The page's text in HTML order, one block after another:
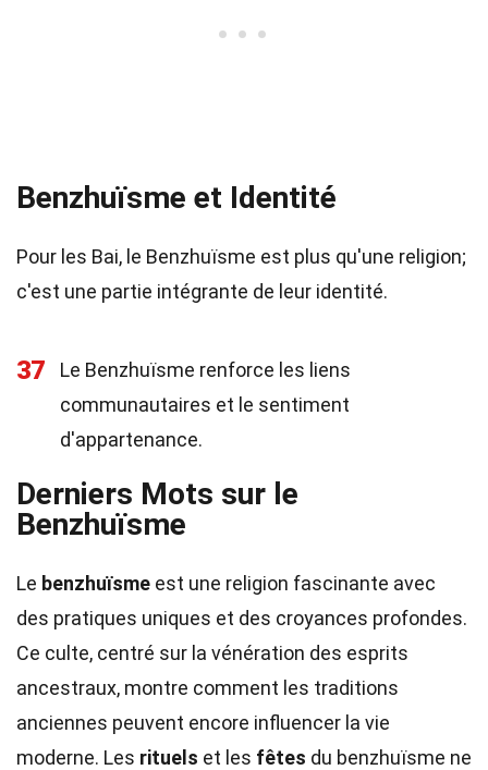
Benzhuïsme et Identité
Pour les Bai, le Benzhuïsme est plus qu'une religion;
c'est une partie intégrante de leur identité.
37
Le Benzhuïsme renforce les liens
communautaires et le sentiment
d'appartenance.
Derniers Mots sur le
Benzhuïsme
Le benzhuïsme est une religion fascinante avec
des pratiques uniques et des croyances profondes.
Ce culte, centré sur la vénération des esprits
ancestraux, montre comment les traditions
anciennes peuvent encore influencer la vie
moderne. Les rituels et les fêtes du benzhuïsme ne